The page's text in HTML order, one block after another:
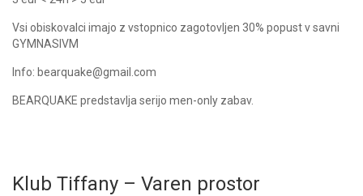
Vsi obiskovalci imajo z vstopnico zagotovljen 30% popust v savni
GYMNASIVM
Info: bearquake@gmail.com
BEARQUAKE predstavlja serijo men-only zabav.
Klub Tiffany – Varen prostor